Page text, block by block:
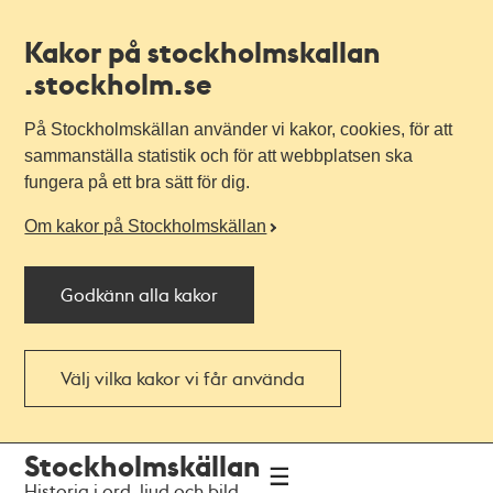
Kakor på stockholmskallan
.stockholm.se
På Stockholmskällan använder vi kakor, cookies, för att
sammanställa statistik och för att webbplatsen ska
fungera på ett bra sätt för dig.
Om kakor på Stockholmskällan
Godkänn alla kakor
Välj vilka kakor vi får använda
navigationen
huvudinnehållet
Stockholmskällan